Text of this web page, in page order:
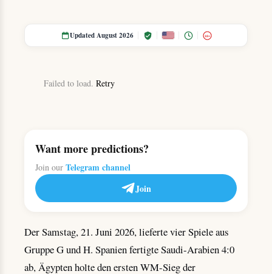
Updated August 2026 18+
Failed to load. Retry
Want more predictions?
Join our Telegram channel
Join
Der Samstag, 21. Juni 2026, lieferte vier Spiele aus
Gruppe G und H. Spanien fertigte Saudi-Arabien 4:0
ab, Ägypten holte den ersten WM-Sieg der